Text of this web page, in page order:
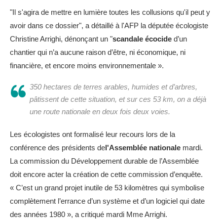
"Il s'agira de mettre en lumière toutes les collusions qu'il peut y
avoir dans ce dossier", a détaillé à l'AFP la députée écologiste
Christine Arrighi, dénonçant un "scandale écocide d’un
chantier qui n’a aucune raison d’être, ni économique, ni
financière, et encore moins environnementale ».
350 hectares de terres arables, humides et d’arbres,
pâtissent de cette situation, et sur ces 53 km, on a déjà
une route nationale en deux fois deux voies.
Les écologistes ont formalisé leur recours lors de la
conférence des présidents del'Assemblée nationale mardi.
La commission du Développement durable de l’Assemblée
doit encore acter la création de cette commission d’enquête.
« C’est un grand projet inutile de 53 kilomètres qui symbolise
complètement l’errance d’un système et d’un logiciel qui date
des années 1980 », a critiqué mardi Mme Arrighi.